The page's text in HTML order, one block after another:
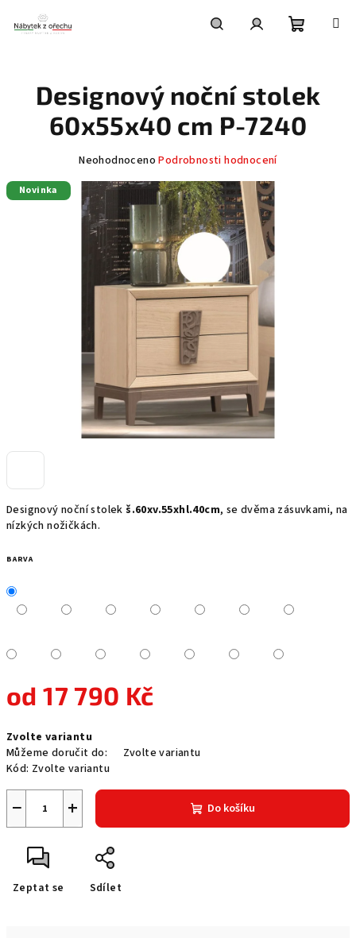
obsah
košík
Designový noční stolekš.60xv.55xhl.40cm, se dvěma zásuvkami, na
nízkých nožičkách.
BARVA
od17 790 Kč
cena:
Zvolte variantu
Můžeme doručit do:
Zvolte variantu
Kód: Zvolte variantu
+
− Do košíku
Zeptat se Sdílet
Designový noční stolek
60x55x40 cm P-7240
Průměrné
produktu
je
0,0
hvězdiček.
Neohodnoceno Podrobnosti hodnocení
Novinka